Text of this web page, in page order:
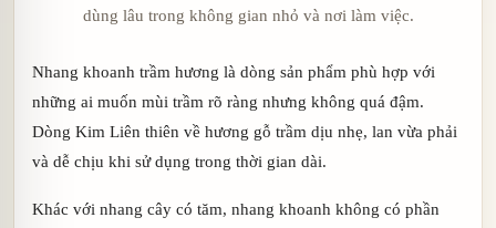
dùng lâu trong không gian nhỏ và nơi làm việc.
Nhang khoanh trầm hương là dòng sản phẩm phù hợp với
những ai muốn mùi trầm rõ ràng nhưng không quá đậm.
Dòng Kim Liên thiên về hương gỗ trầm dịu nhẹ, lan vừa phải
và dễ chịu khi sử dụng trong thời gian dài.
Khác với nhang cây có tăm, nhang khoanh không có phần